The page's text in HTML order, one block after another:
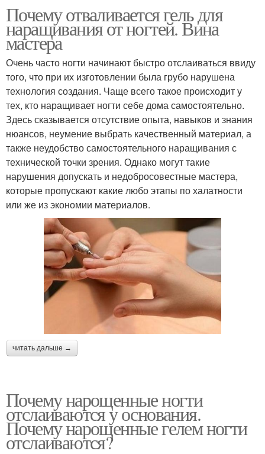
Почему отваливается гель для
наращивания от ногтей. Вина
мастера
Очень часто ногти начинают быстро отслаиваться ввиду
того, что при их изготовлении была грубо нарушена
технология создания. Чаще всего такое происходит у
тех, кто наращивает ногти себе дома самостоятельно.
Здесь сказывается отсутствие опыта, навыков и знания
нюансов, неумение выбрать качественный материал, а
также неудобство самостоятельного наращивания с
технической точки зрения. Однако могут такие
нарушения допускать и недобросовестные мастера,
которые пропускают какие любо этапы по халатности
или же из экономии материалов.
читать дальше →
Почему нарощенные ногти
отслаиваются у основания.
Почему нарощенные гелем ногти
отслаиваются?